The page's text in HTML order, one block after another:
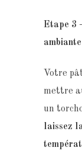
Etape 3
ambiante
Votre
mettre
un
laissez